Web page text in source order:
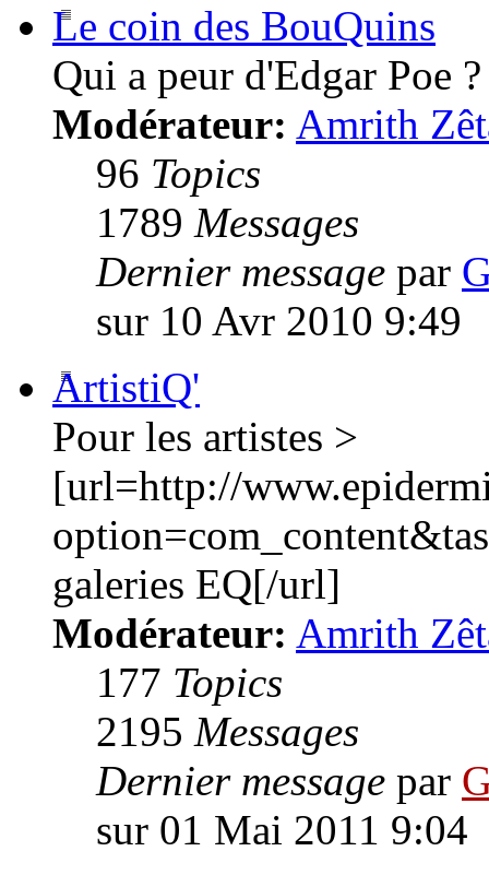
Le coin des BouQuins
Qui a peur d'Edgar Poe ?
Modérateur: Amrith
96 Topics
1789 Messages
Dernier message par
sur 10 Avr 2010 9:49
ArtistiQ'
Pour les artistes >
[url=http://
galeries EQ[/url]
Modérateur: Amrith
177 Topics
2195 Messages
Dernier message par
sur 01 Mai 2011 9:04